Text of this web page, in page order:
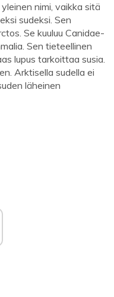
nimi, vaikka sitä
sudeksi. Sen
Se kuuluu Canidae-
Sen tieteellinen
lupus tarkoittaa susia.
Arktisella sudella ei
läheinen